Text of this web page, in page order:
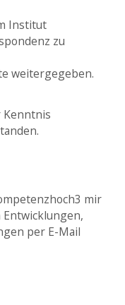
Institut
zu
weitergegeben.
Kenntnis
mir
per E-Mail